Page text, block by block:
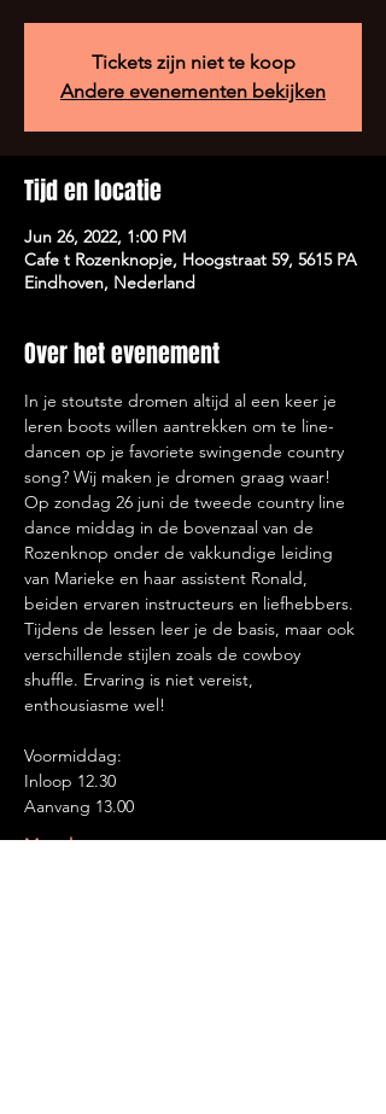
Tickets zijn niet te koop
Andere evenementen bekijken
Tijd en locatie
Jun 26, 2022, 1:00 PM
Cafe t Rozenknopje, Hoogstraat 59, 5615 PA
Eindhoven, Nederland
Over het evenement
In je stoutste dromen altijd al een keer je
leren boots willen aantrekken om te line-
dancen op je favoriete swingende country
song? Wij maken je dromen graag waar!
Op zondag 26 juni de tweede country line
dance middag in de bovenzaal van de
Rozenknop onder de vakkundige leiding
van Marieke en haar assistent Ronald,
beiden ervaren instructeurs en liefhebbers.
Tijdens de lessen leer je de basis, maar ook
verschillende stijlen zoals de cowboy
shuffle. Ervaring is niet vereist,
enthousiasme wel!
Voormiddag:
Inloop 12.30
Aanvang 13.00
Meer lezen >